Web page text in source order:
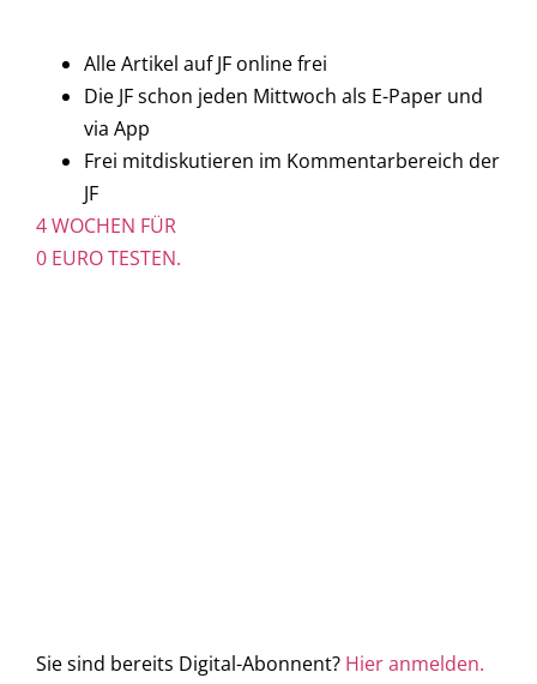
Alle Artikel auf JF online frei
Die JF schon jeden Mittwoch als E-Paper und
via App
Frei mitdiskutieren im Kommentarbereich der
JF
4 WOCHEN FÜR
0 EURO TESTEN.
Sie sind bereits Digital-Abonnent? Hier anmelden.